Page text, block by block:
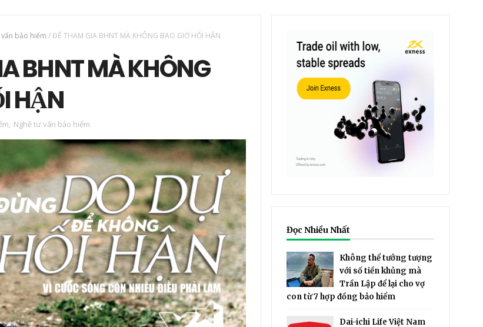
bảo hiểm /ĐỂ THAM GIA BHNT MÀ KHÔNG BAO GIỜ HỐI HẬN
BHNT MÀ KHÔNG
HẬN
, Nghề tư vấn bảo hiểm
Đọc Nhiều Nhất
Không thể tưởng tượng
với số tiền khủng mà
Trần Lập để lại cho vợ
con từ 7 hợp đồng bảo hiểm
Dai-ichi Life Việt Nam